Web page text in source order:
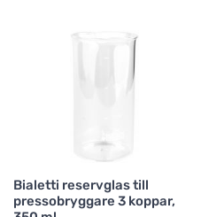
Bialetti reservglas till
pressobryggare 3 koppar,